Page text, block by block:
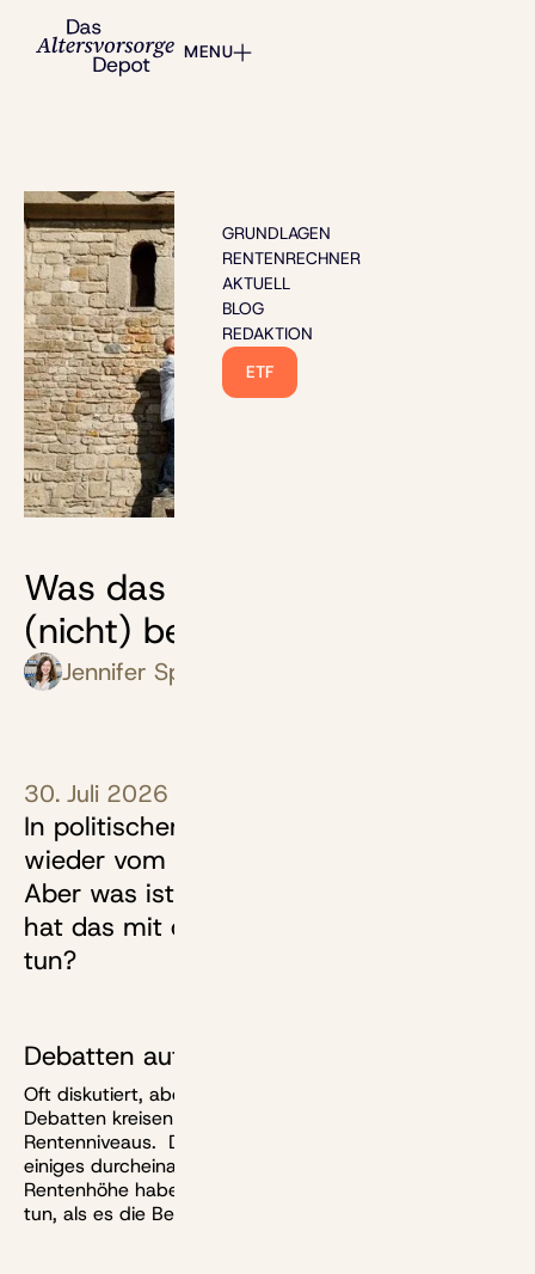
GRUNDLAGEN
RENTENRECHNER
AKTUELL
BLOG
REDAKTION
ETF
MENU
Was das Rentenniveau
(nicht) bedeutet
Jennifer Spatz
30. Juli 2026
In politischen Debatten ist immer
wieder vom Rentenniveau die Rede.
Aber was ist das eigentlich? Und was
hat das mit deinem Rentenanspruch zu
tun?
Debatten auf niedrigem Rentenniveau
Oft diskutiert, aber selten verstanden: Politische
Debatten kreisen oft um die Zukunft des sogenannten
Rentenniveaus. Doch geht in der Argumentation oft
einiges durcheinander. Denn Rentenniveau und
Rentenhöhe haben weitaus weniger miteinander zu
tun, als es die Begriffe vermuten lassen.